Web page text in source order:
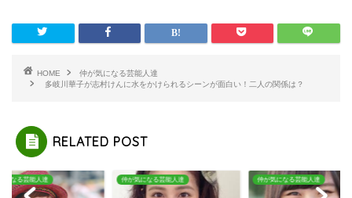
HOME
仲が気になる芸能人達
多岐川華子が志村けんに水をかけられるシーンが面白い！二人の関係は？
RELATED POST
になる芸能人達 仲が気になる芸能人達 仲が気になる芸能人達